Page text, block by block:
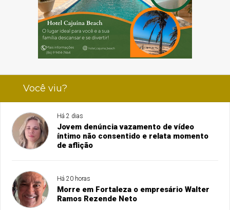
Você viu?
Há 2 dias
Jovem denúncia vazamento de vídeo
íntimo não consentido e relata momento
de aflição
Há 20 horas
Morre em Fortaleza o empresário Walter
Ramos Rezende Neto